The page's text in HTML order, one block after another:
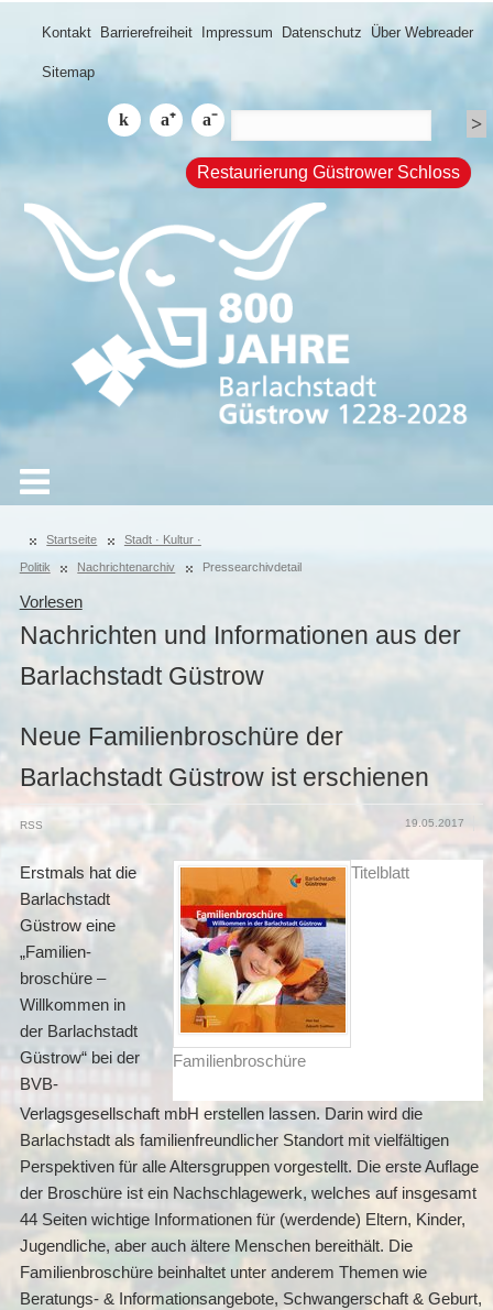
Kontakt Barrierefreiheit Impressum Datenschutz Über Webreader
Sitemap
Restaurierung Güstrower Schloss
Startseite Stadt · Kultur ·
Politik Nachrichtenarchiv Pressearchivdetail
Vorlesen
Nachrichten und Informationen aus der
Barlachstadt Güstrow
Neue Familienbroschüre der
Barlachstadt Güstrow ist erschienen
19.05.2017
RSS
Titelblatt
Familienbroschüre
Erstmals hat die
Barlachstadt
Güstrow eine
„Familien­
broschüre –
Willkommen in
der Barlachstadt
Güstrow“ bei der
BVB-
Verlagsgesellschaft mbH erstellen lassen. Darin wird die
Barlachstadt als familienfreundlicher Standort mit vielfältigen
Perspektiven für alle Altersgruppen vorgestellt. Die erste Auflage
der Broschüre ist ein Nachschlagewerk, welches auf insgesamt
44 Seiten wichtige Informationen für (werdende) Eltern, Kinder,
Jugendliche, aber auch ältere Menschen bereithält. Die
Familienbroschüre beinhaltet unter anderem Themen wie
Beratungs- & Informationsangebote, Schwangerschaft & Geburt,